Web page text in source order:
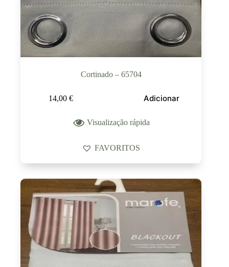
Cortinado – 65704
14,00 € Adicionar
Visualização rápida
FAVORITOS